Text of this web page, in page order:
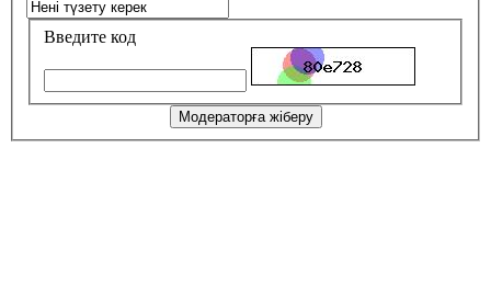
Введите код
Модераторға жіберу